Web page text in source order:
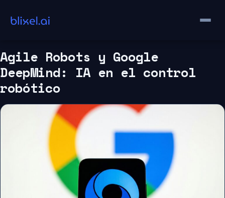
contenido
Agile Robots y Google
DeepMind: IA en el control
robótico